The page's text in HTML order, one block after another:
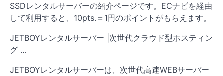
SSDレンタルサーバーの紹介ページです。ECナビを経由
して利用すると、10pts.＝1円のポイントがもらえます。
JETBOYレンタルサーバー |次世代クラウド型ホスティン
グ …
JETBOYレンタルサーバーは、次世代高速WEBサーバー